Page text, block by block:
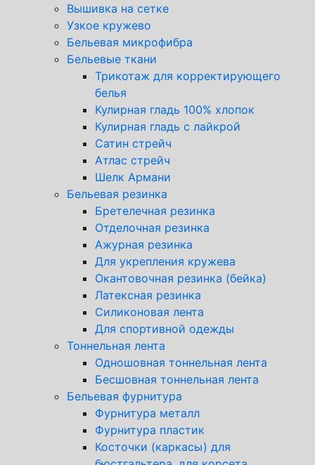
Вышивка на сетке
Узкое кружево
Бельевая микрофибра
Бельевые ткани
Трикотаж для корректирующего
белья
Кулирная гладь 100% хлопок
Кулирная гладь с лайкрой
Сатин стрейч
Атлас стрейч
Шелк Армани
Бельевая резинка
Бретелечная резинка
Отделочная резинка
Ажурная резинка
Для укрепления кружева
Окантовочная резинка (бейка)
Латексная резинка
Силиконовая лента
Для спортивной одежды
Тоннельная лента
Одношовная тоннельная лента
Бесшовная тоннельная лента
Бельевая фурнитура
Фурнитура металл
Фурнитура пластик
Косточки (каркасы) для